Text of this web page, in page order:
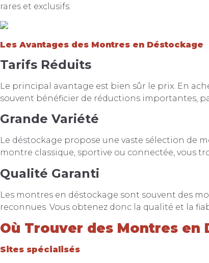
rares et exclusifs.
Les Avantages des Montres en Déstockage
Tarifs Réduits
Le principal avantage est bien sûr le prix. En
souvent bénéficier de réductions importantes,
Grande Variété
Le déstockage propose une vaste sélection de
montre classique, sportive ou connectée, vous
Qualité Garanti
Les montres en déstockage sont souvent des
reconnues. Vous obtenez donc la qualité et la
Où Trouver des Montres en
Sites spécialisés